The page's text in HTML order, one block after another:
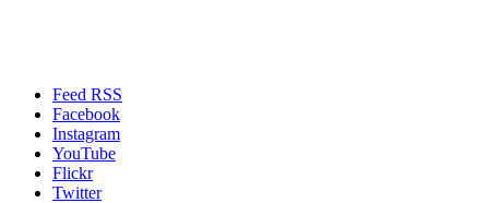
Feed RSS
Facebook
Instagram
YouTube
Flickr
Twitter